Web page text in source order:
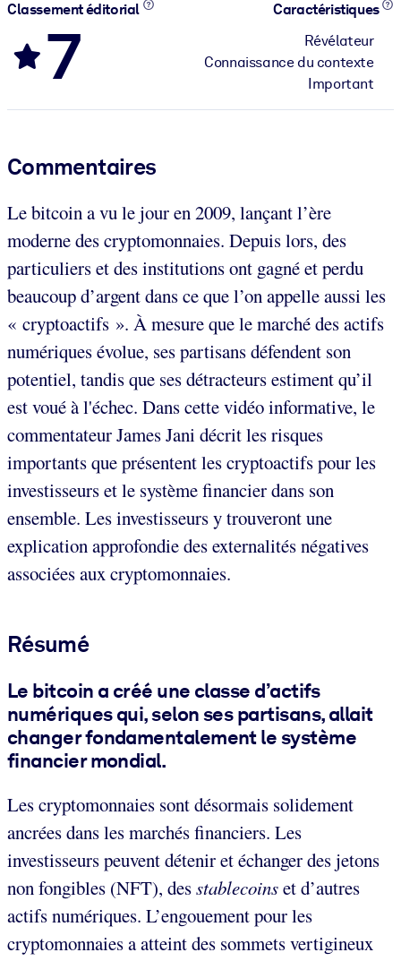
Classement éditorial
7
Caractéristiques
Révélateur
Connaissance du contexte
Important
Commentaires
Le bitcoin a vu le jour en 2009, lançant l’ère
moderne des cryptomonnaies. Depuis lors, des
particuliers et des institutions ont gagné et perdu
beaucoup d’argent dans ce que l’on appelle aussi les
« cryptoactifs ». À mesure que le marché des actifs
numériques évolue, ses partisans défendent son
potentiel, tandis que ses détracteurs estiment qu’il
est voué à l'échec. Dans cette vidéo informative, le
commentateur James Jani décrit les risques
importants que présentent les cryptoactifs pour les
investisseurs et le système financier dans son
ensemble. Les investisseurs y trouveront une
explication approfondie des externalités négatives
associées aux cryptomonnaies.
Résumé
Le bitcoin a créé une classe d’actifs
numériques qui, selon ses partisans, allait
changer fondamentalement le système
financier mondial.
Les cryptomonnaies sont désormais solidement
ancrées dans les marchés financiers. Les
investisseurs peuvent détenir et échanger des jetons
non fongibles (NFT), desstablecoinset d’autres
actifs numériques. L’engouement pour les
cryptomonnaies a atteint des sommets vertigineux